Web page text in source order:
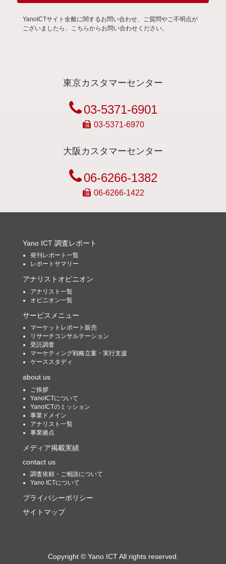
YanoICTサイト全般に関するお問い合わせ、ご質問やご不明点が
ございましたら、こちらからお問い合わせください。
東京カスタマーセンター
03-5371-6901
03-5371-6970
大阪カスタマーセンター
06-6266-1382
06-6266-1422
Yano ICT 調査レポート
発刊レポート一覧
レポートサマリー
アナリストオピニオン
アナリスト一覧
オピニオン一覧
サービスメニュー
マーケットレポート販売
リサーチコンサルテーション
受託調査
マーケティング戦略立案・実行支援
ケーススタディ
about us
ご挨拶
YanoICTについて
YanoICTのミッション
事業ドメイン
アナリスト一覧
事業拠点
メディア掲載実績
contact us
調査依頼・ご相談について
Yano ICTについて
プライバシーポリシー
サイトマップ
Copyright © Yano ICTAll rights reserved.